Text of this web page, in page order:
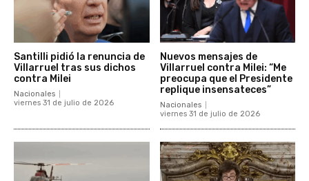
Santilli pidió la renuncia de
Villarruel tras sus dichos
contra Milei
Nacionales
viernes 31 de julio de 2026
Nuevos mensajes de
Villarruel contra Milei: “Me
preocupa que el Presidente
replique insensateces”
Nacionales
viernes 31 de julio de 2026